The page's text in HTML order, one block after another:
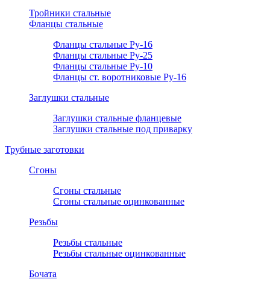
Тройники стальные
Фланцы стальные
Фланцы стальные Ру-16
Фланцы стальные Ру-25
Фланцы стальные Ру-10
Фланцы ст. воротниковые Ру-16
Заглушки стальные
Заглушки стальные фланцевые
Заглушки стальные под приварку
Трубные заготовки
Сгоны
Сгоны стальные
Сгоны стальные оцинкованные
Резьбы
Резьбы стальные
Резьбы стальные оцинкованные
Бочата